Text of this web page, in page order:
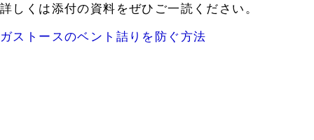
詳しくは添付の資料をぜひご一読ください。
ガストースのベント詰りを防ぐ方法